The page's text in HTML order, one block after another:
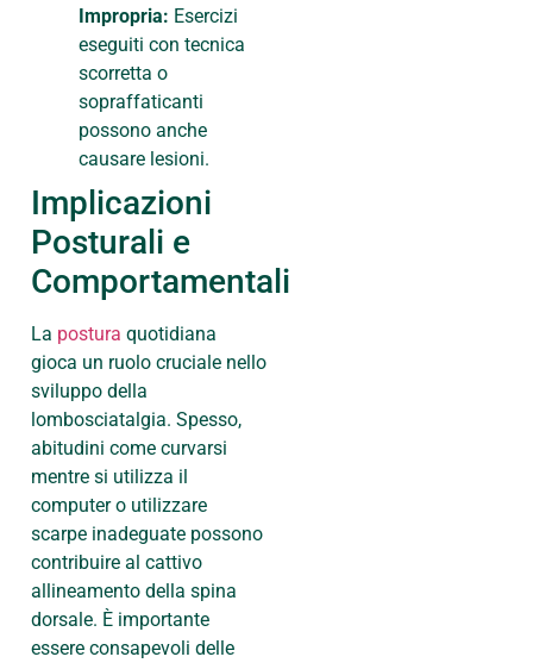
Impropria: Esercizi
eseguiti con tecnica
scorretta o
sopraffaticanti
possono anche
causare lesioni.
Implicazioni
Posturali e
Comportamentali
La postura quotidiana
gioca un ruolo cruciale nello
sviluppo della
lombosciatalgia. Spesso,
abitudini come curvarsi
mentre si utilizza il
computer o utilizzare
scarpe inadeguate possono
contribuire al cattivo
allineamento della spina
dorsale. È importante
essere consapevoli delle